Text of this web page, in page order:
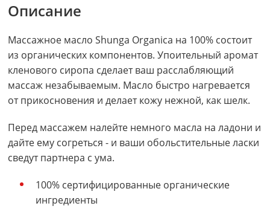
Описание
Массажное масло Shunga Organica на 100% состоит
из органических компонентов. Упоительный аромат
кленового сиропа сделает ваш расслабляющий
массаж незабываемым. Масло быстро нагревается
от прикосновения и делает кожу нежной, как шелк.
Перед массажем налейте немного масла на ладони и
дайте ему согреться - и ваши обольстительные ласки
сведут партнера с ума.
100% сертифицированные органические
ингредиенты